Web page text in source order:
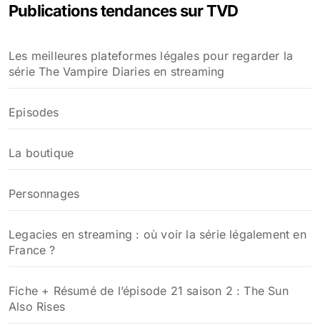
r
e
r
Publications tendances sur TVD
Les meilleures plateformes légales pour regarder la
série The Vampire Diaries en streaming
Episodes
La boutique
Personnages
Legacies en streaming : où voir la série légalement en
France ?
Fiche + Résumé de l’épisode 21 saison 2 : The Sun
Also Rises